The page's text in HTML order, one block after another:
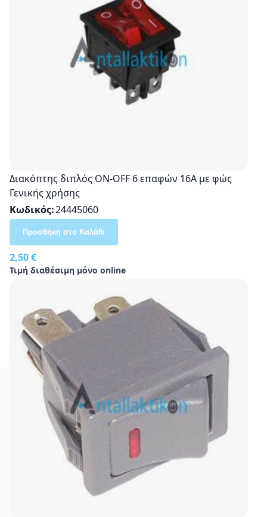
Διακόπτης διπλός ON-OFF 6 επαφών 16A με φώς
Γενικής χρήσης
Κωδικός 24445060
2,50 €
Τιμή διαθέσιμη μόνο online
Προσθήκη στο Καλάθι